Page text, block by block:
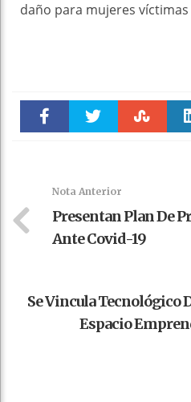
daño para mujeres
Nota Anterior
Presentan Plan De
Ante Covid-19
Se Vincula Tecnológico
Espacio